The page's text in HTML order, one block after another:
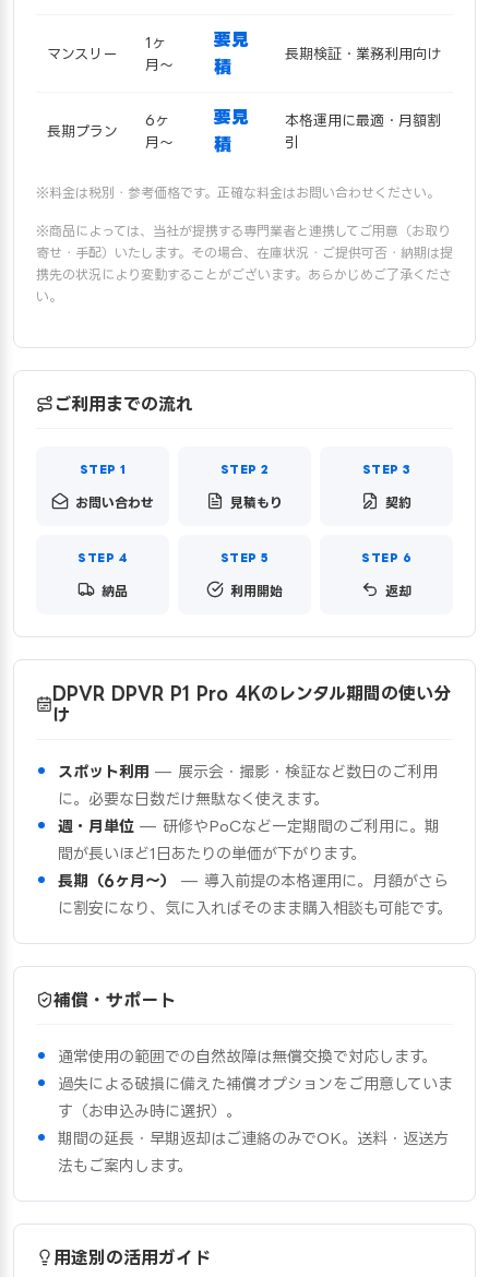
マンスリー
1ヶ
月〜
要見
積
長期検証・業務利用向け
長期プラン
6ヶ
月〜
要見
積
本格運用に最適・月額割
引
※料金は税別・参考価格です。正確な料金はお問い合わせください。
※商品によっては、当社が提携する専門業者と連携してご用意（お取り
寄せ・手配）いたします。その場合、在庫状況・ご提供可否・納期は提
携先の状況により変動することがございます。あらかじめご了承くださ
い。
ご利用までの流れ
お問い合わせ 見積もり 契約
納品 利用開始 返却
DPVR DPVR P1 Pro 4Kのレンタル期間の使い分
け
スポット利用 — 展示会・撮影・検証など数日のご利用
に。必要な日数だけ無駄なく使えます。
週・月単位 — 研修やPoCなど一定期間のご利用に。期
間が長いほど1日あたりの単価が下がります。
長期（6ヶ月〜）
— 導入前提の本格運用に。月額がさら
に割安になり、気に入ればそのまま購入相談も可能です。
補償・サポート
通常使用の範囲での自然故障は無償交換で対応します。
過失による破損に備えた補償オプションをご用意していま
す（お申込み時に選択）。
期間の延長・早期返却はご連絡のみでOK。送料・返送方
法もご案内します。
用途別の活用ガイド